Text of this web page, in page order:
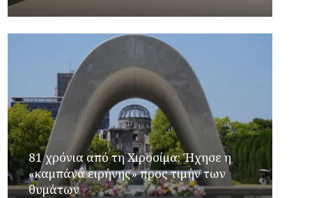
81 χρόνια από τη Χιροσίμα: Ήχησε η
«καμπάνα ειρήνης» προς τιμήν των
θυμάτων